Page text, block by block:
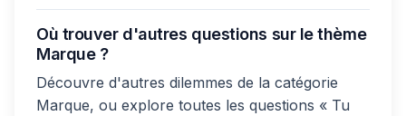
Où trouver d'autres questions sur le thème
Marque ?
Découvre d'autres dilemmes de la catégorie
Marque, ou explore toutes les questions « Tu